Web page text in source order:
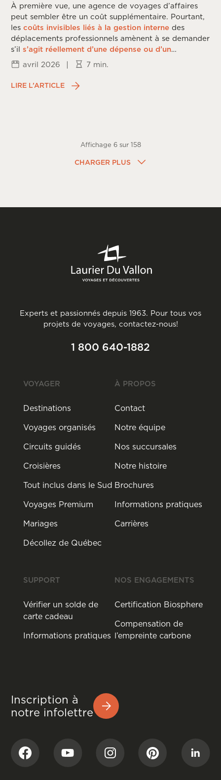
À première vue, une agence de voyages d’affaires
peut sembler être un coût supplémentaire. Pourtant,
lescoûts invisibles liés à la gestion interne des
déplacements professionnels amènent à se demander
s’il s’agit réellement d’une dépense ou d’un
investissement .
avril 2026 | 7 min.
LIRE L’ARTICLE
Affichage 6sur 158
CHARGER PLUS
Experts et passionnés depuis 1963. Pour tous vos
projets de voyages, contactez-nous!
1 800 640-1882
VOYAGER
Destinations
Voyages organisés
Circuits guidés
Croisières
Tout inclus dans le Sud
Voyages Premium
Mariages
Décollez de Québec
À PROPOS
Contact
Notre équipe
Nos succursales
Notre histoire
Brochures
Informations pratiques
Carrières
SUPPORT
Vérifier un solde de
carte cadeau
Informations pratiques
NOS ENGAGEMENTS
Certification Biosphere
Compensation de
l’empreinte carbone
Inscription à
notre infolettre